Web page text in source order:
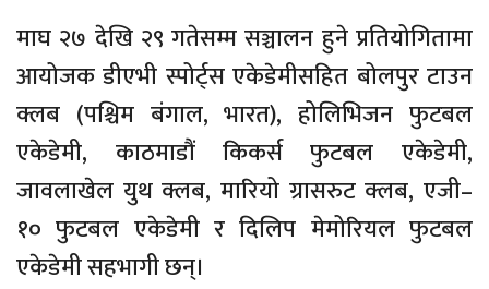
माघ २७ देखि २९ गतेसम्म सञ्चालन हुने प्रतियोगितामा
आयोजक डीएभी स्पोर्ट्स एकेडेमीसहित बोलपुर टाउन
क्लब (पश्चिम बंगाल, भारत), होलिभिजन फुटबल
एकेडेमी, काठमाडौं किकर्स फुटबल एकेडेमी,
जावलाखेल युथ क्लब, मारियो ग्रासरुट क्लब, एजी–
१० फुटबल एकेडेमी र दिलिप मेमोरियल फुटबल
एकेडेमी सहभागी छन्।